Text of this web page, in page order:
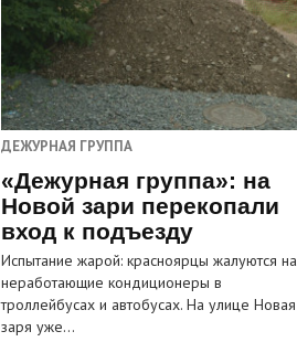
ДЕЖУРНАЯ ГРУППА
«Дежурная группа»: на
Новой зари перекопали
вход к подъезду
Испытание жарой: красноярцы жалуются на
неработающие кондиционеры в
троллейбусах и автобусах. На улице Новая
заря уже…